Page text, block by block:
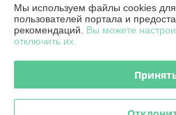
«Красное солнце»
212030, Республика Беларусь, г.
203
Могилева
Мы используем файлы cookies для
пользователей портала и
рекомендаций. Вы можете
отключить их.